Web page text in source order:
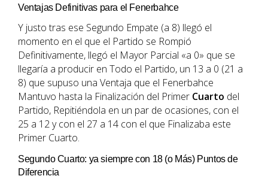
Ventajas Definitivas para el Fenerbahce
Y justo tras ese Segundo Empate (a 8) llegó el
momento en el que el Partido se Rompió
Definitivamente, llegó el Mayor Parcial «a 0» que se
llegaría a producir en Todo el Partido, un 13 a 0 (21 a
8) que supuso una Ventaja que el Fenerbahce
Mantuvo hasta la Finalización del Primer Cuarto del
Partido, Repitiéndola en un par de ocasiones, con el
25 a 12 y con el 27 a 14 con el que Finalizaba este
Primer Cuarto.
Segundo Cuarto: ya siempre con 18 (o Más) Puntos de
Diferencia